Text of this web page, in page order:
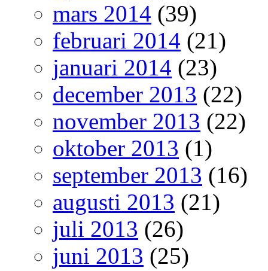
mars 2014 (39)
februari 2014 (21)
januari 2014 (23)
december 2013 (22)
november 2013 (22)
oktober 2013 (1)
september 2013 (16)
augusti 2013 (21)
juli 2013 (26)
juni 2013 (25)